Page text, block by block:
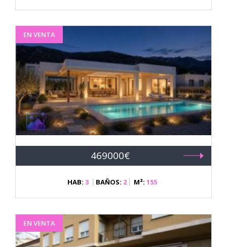
EN VENTA
469000€
HAB: 3 BAÑOS: 2 M²: 155
EN VENTA